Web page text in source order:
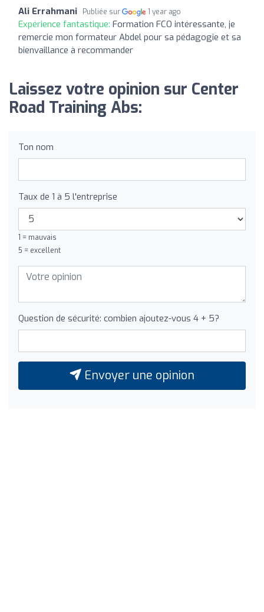
Ali Errahmani Publiée sur 1 year ago
Expérience fantastique: Formation FCO intéressante, je
remercie mon formateur Abdel pour sa pédagogie et sa
bienvaillance à recommander
Laissez votre opinion sur Center
Road Training Abs:
Ton nom
Taux de 1 à 5 l'entreprise
1 = mauvais
5 = excellent
Question de sécurité: combien ajoutez-vous 4 + 5?
Envoyer une opinion